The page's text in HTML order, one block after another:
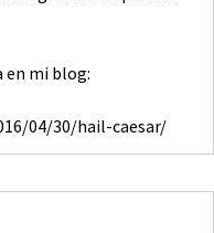
en mi blog:
04/30/hail-caesar/